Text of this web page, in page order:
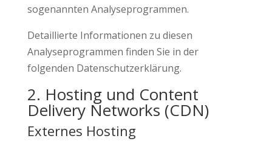
sogenannten Analyseprogrammen.
Detaillierte Informationen zu diesen
Analyseprogrammen finden Sie in der
folgenden Datenschutzerklärung.
2. Hosting und Content
Delivery Networks (CDN)
Externes Hosting